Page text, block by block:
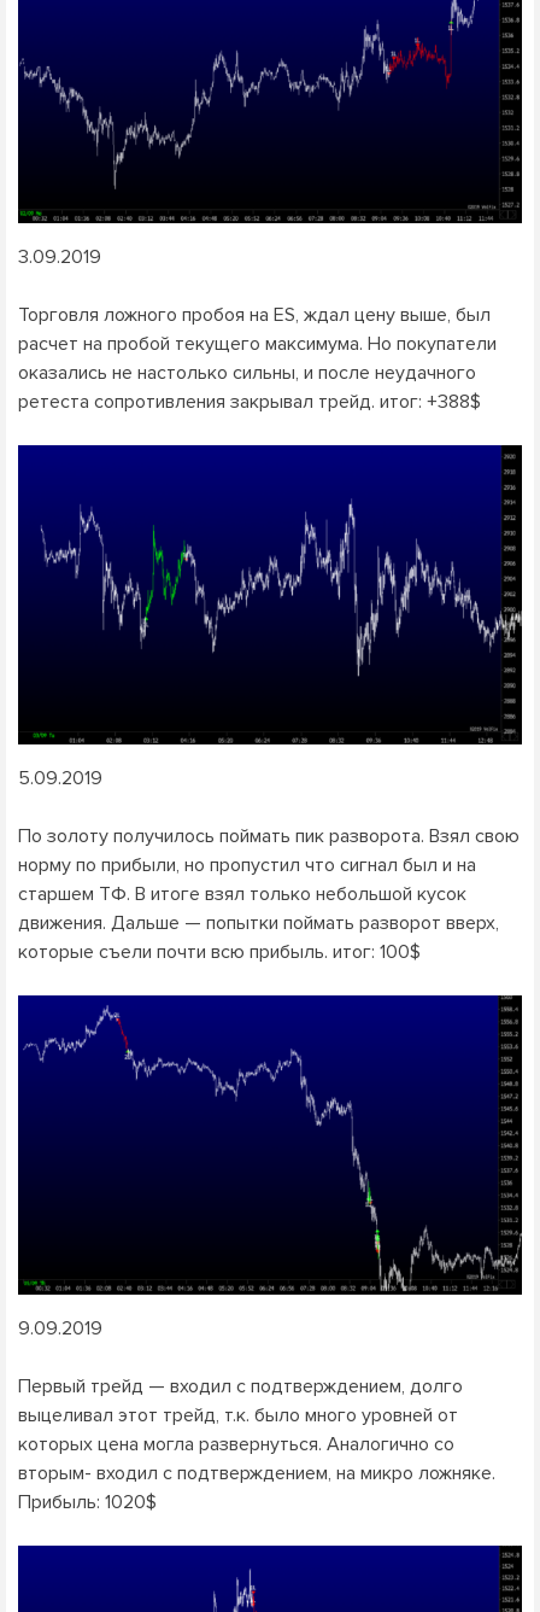
3.09.2019
Торговля ложного пробоя на ES, ждал цену выше, был
расчет на пробой текущего максимума. Но покупатели
оказались не настолько сильны, и после неудачного
ретеста сопротивления закрывал трейд. итог: +388$
5.09.2019
По золоту получилось поймать пик разворота. Взял свою
норму по прибыли, но пропустил что сигнал был и на
старшем ТФ. В итоге взял только небольшой кусок
движения. Дальше — попытки поймать разворот вверх,
которые съели почти всю прибыль. итог: 100$
9.09.2019
Первый трейд — входил с подтверждением, долго
выцеливал этот трейд, т.к. было много уровней от
которых цена могла развернуться. Аналогично со
вторым- входил с подтверждением, на микро ложняке.
Прибыль: 1020$